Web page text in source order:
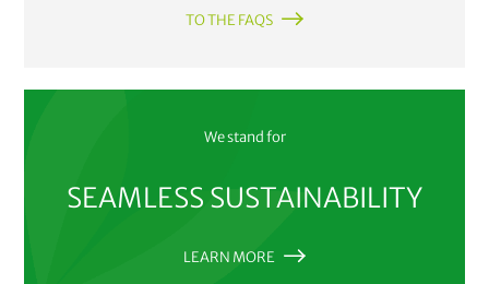
TO THE FAQS
We stand for
SEAMLESS SUSTAINABILITY
LEARN MORE